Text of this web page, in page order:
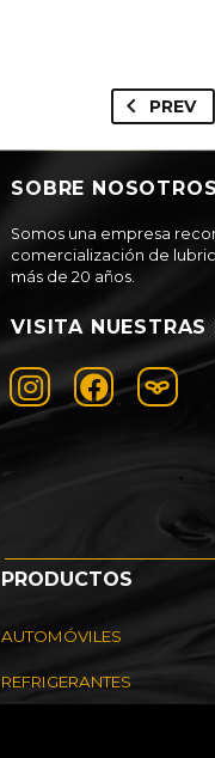
PREV
SOBRE NOSOTROS
Somos una empresa
comercialización de
más de 20 años.
VISITA NUESTRAS
PRODUCTOS
AUTOMÓVILES
REFRIGERANTES